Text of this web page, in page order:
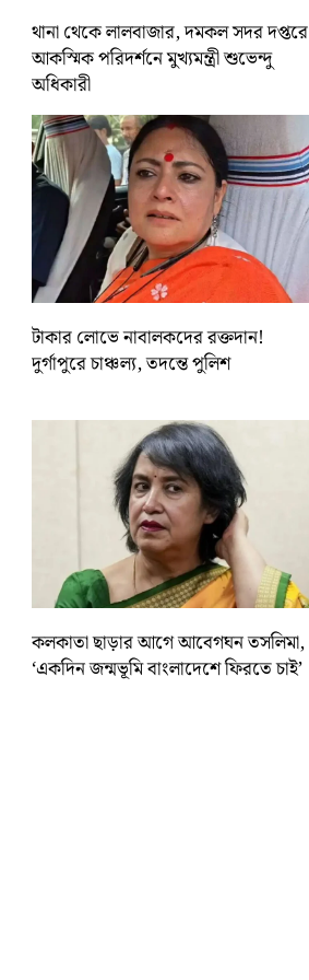
থানা থেকে লালবাজার, দমকল সদর দপ্তরে
আকস্মিক পরিদর্শনে মুখ্যমন্ত্রী শুভেন্দু
অধিকারী
টাকার লোভে নাবালকদের রক্তদান!
দুর্গাপুরে চাঞ্চল্য, তদন্তে পুলিশ
কলকাতা ছাড়ার আগে আবেগঘন তসলিমা,
‘একদিন জন্মভূমি বাংলাদেশে ফিরতে চাই’